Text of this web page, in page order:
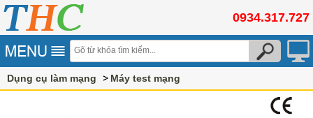
0934.317.727
Dụng cụ làm mạng Máy test mạng